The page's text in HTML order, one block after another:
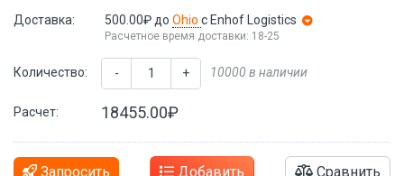
Доставка: 500.00₽ до Ohio с Enhof Logistics
Расчетное время доставки: 18-25
Количество: - + 10000 в наличии
Расчет: 18455.00₽
Запросить Добавить Сравнить